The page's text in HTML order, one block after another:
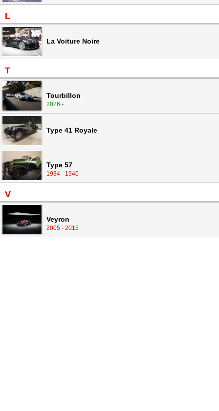
L
La Voiture Noire
T
Tourbillon
2026 -
Type 41 Royale
Type 57
1934 - 1940
V
Veyron
2005 - 2015